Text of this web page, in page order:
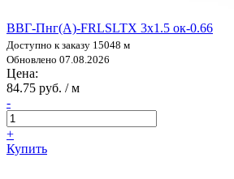
ВВГ-Пнг(А)-FRLSLTX 3х1.5 ок-0.66
Доступно к заказу 15048 м
Обновлено 07.08.2026
Цена:
84.75 руб. / м
-
+
Купить